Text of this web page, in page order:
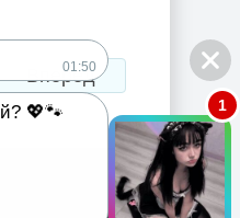
Вперед
01:50
💖🐾 1